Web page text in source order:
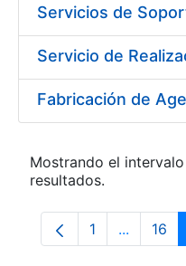
Mostrando el
resultados.
Página
1 ...Páginas
16